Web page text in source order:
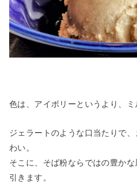
色は、アイボリーというより、ミ
ジェラートのような口当たりで
わい。
そこに、そば粉ならではの豊か
引きます。